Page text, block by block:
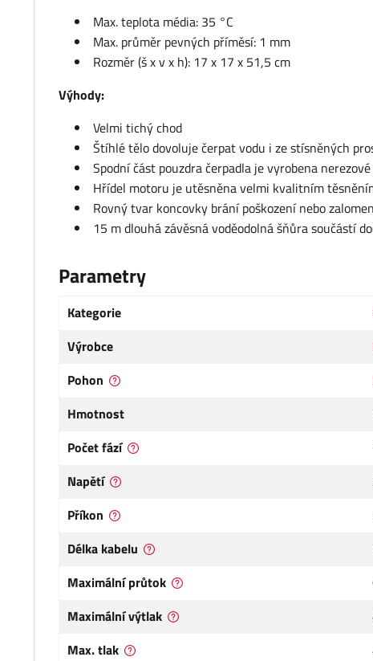
Max. teplota média: 35 °C
Max. průměr pevných příměsí: 1 mm
Rozměr (š x v x h): 17 x 17 x 51,5 cm
Výhody:
Velmi tichý chod
Štíhlé tělo dovoluje čerpat vodu i ze stísněných
Spodní část pouzdra čerpadla je vyrobena nerezové
Hřídel motoru je utěsněna velmi kvalitním
Rovný tvar koncovky brání poškození nebo
15 m dlouhá závěsná voděodolná šňůra součástí
Parametry
Kategorie
Výrobce
Pohon
Hmotnost
Počet fází
Napětí
Příkon
Délka kabelu
Maximální průtok
Maximální výtlak
Max. tlak